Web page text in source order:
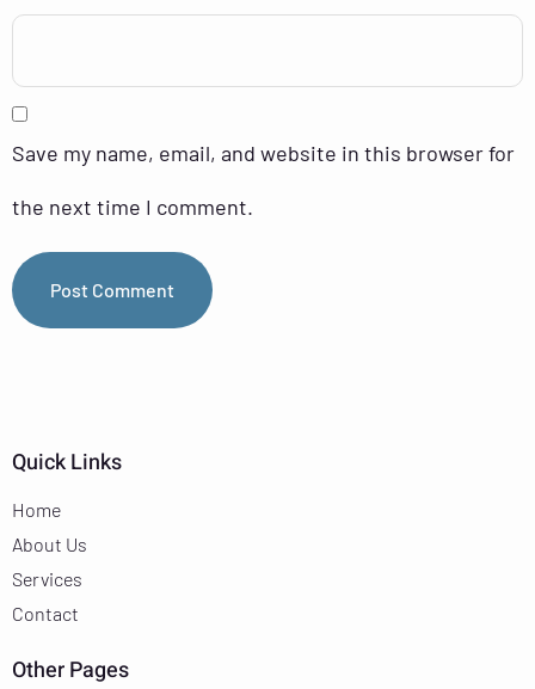
Save my name, email, and website in this browser for
the next time I comment.
Quick Links
Home
About Us
Services
Contact
Other Pages